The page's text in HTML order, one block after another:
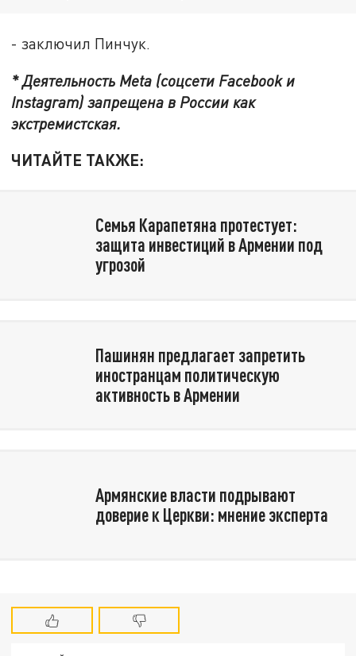
- заключил Пинчук.
* Деятельность Meta (соцсети Facebook и
Instagram) запрещена в России как
экстремистская.
ЧИТАЙТЕ ТАКЖЕ:
Семья Карапетяна протестует:
защита инвестиций в Армении под
угрозой
Пашинян предлагает запретить
иностранцам политическую
активность в Армении
Армянские власти подрывают
доверие к Церкви: мнение эксперта